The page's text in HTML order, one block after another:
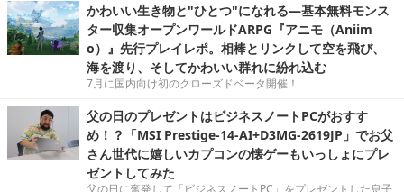
かわいい生き物と"ひとつ"になれる―基本無料モンス
ター収集オープンワールドARPG『アニモ（Aniim
o）』先行プレイレポ。相棒とリンクして空を飛び、
海を渡り、そしてかわいい群れに紛れ込む
7月に国内向け初のクローズドベータ開催！
父の日のプレゼントはビジネスノートPCがおすす
め！？「MSI Prestige-14-AI+D3MG-2619JP」でお父
さん世代に嬉しいカプコンの懐ゲーもいっしょにプレ
ゼントしてみた
父の日に奮発して「ビジネスノートPC」をプレゼントした息子